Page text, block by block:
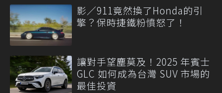
影／911竟然換了Honda的引
擎？保時捷鐵粉憤怒了！
讓對手望塵莫及！2025 年賓士
GLC 如何成為台灣 SUV 市場的
最佳投資